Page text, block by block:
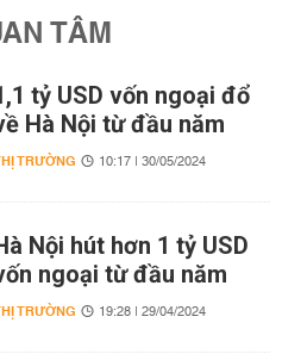
TÂM
tỷ USD vốn ngoại đổ
Hà Nội từ đầu năm
TRƯỜNG 10:17 | 30/05/2024
Nội hút hơn 1 tỷ USD
ngoại từ đầu năm
TRƯỜNG 19:28 | 29/04/2024